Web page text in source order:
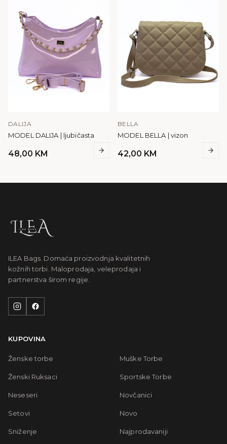
DALIJA
MODEL DALIJA | ljubičasta
48,00 KM
BELLA
MODEL BELLA | vizon
42,00 KM
ILEA Bags. Domaća proizvodnja kvalitetnih
kožnih torbi. Maloprodaja, veleprodaja i
partnerstva širom regije.
KUPOVINA
Ženske torbe Muške Torbe
Ženski Ruksaci Sportske Torbe
Neseseri Novčanici
Setovi Novo
Sniženje Najprodavaniji